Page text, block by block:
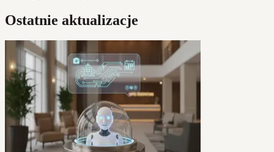
Ostatnie aktualizacje